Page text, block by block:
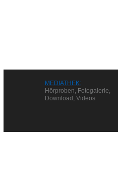
MEDIATHEK:
Hörproben, Fotogalerie,
Download, Videos